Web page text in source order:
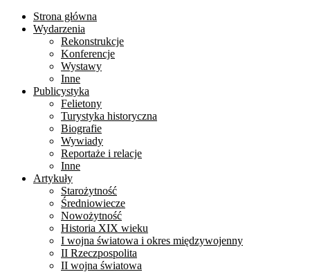
Strona główna
Wydarzenia
Rekonstrukcje
Konferencje
Wystawy
Inne
Publicystyka
Felietony
Turystyka historyczna
Biografie
Wywiady
Reportaże i relacje
Inne
Artykuły
Starożytność
Średniowiecze
Nowożytność
Historia XIX wieku
I wojna światowa i okres międzywojenny
II Rzeczpospolita
II wojna światowa